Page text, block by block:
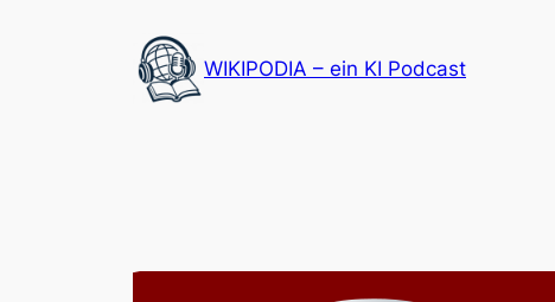
WIKIPODIA – ein KI Podcast